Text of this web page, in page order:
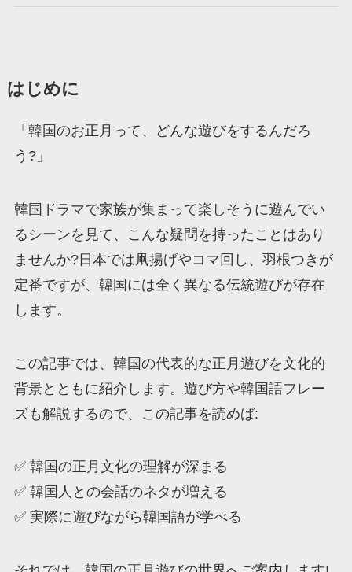
はじめに
「韓国のお正月って、どんな遊びをするんだろ
う?」
韓国ドラマで家族が集まって楽しそうに遊んでい
るシーンを見て、こんな疑問を持ったことはあり
ませんか?日本では凧揚げやコマ回し、羽根つきが
定番ですが、韓国には全く異なる伝統遊びが存在
します。
この記事では、韓国の代表的な正月遊びを文化的
背景とともに紹介します。遊び方や韓国語フレー
ズも解説するので、この記事を読めば:
✅ 韓国の正月文化の理解が深まる
✅ 韓国人との会話のネタが増える
✅ 実際に遊びながら韓国語が学べる